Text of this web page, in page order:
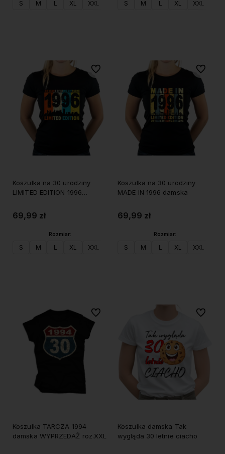
S M L XL XXL S M L XL XXL
Koszulka na 30 urodziny
LIMITED EDITION 1996
69,99 zł
Rozmiar:
S M L XL XXL
Do ulubionych
Koszulka na 30 urodziny
MADE IN 1996 damska
69,99 zł
Rozmiar:
S M L XL XXL
Do
Koszulka TARCZA 1994
damska WYPRZEDAŻ roz.XXL
Do ulubionych
Koszulka damska Tak
wygląda 30 letnie ciacho
Do